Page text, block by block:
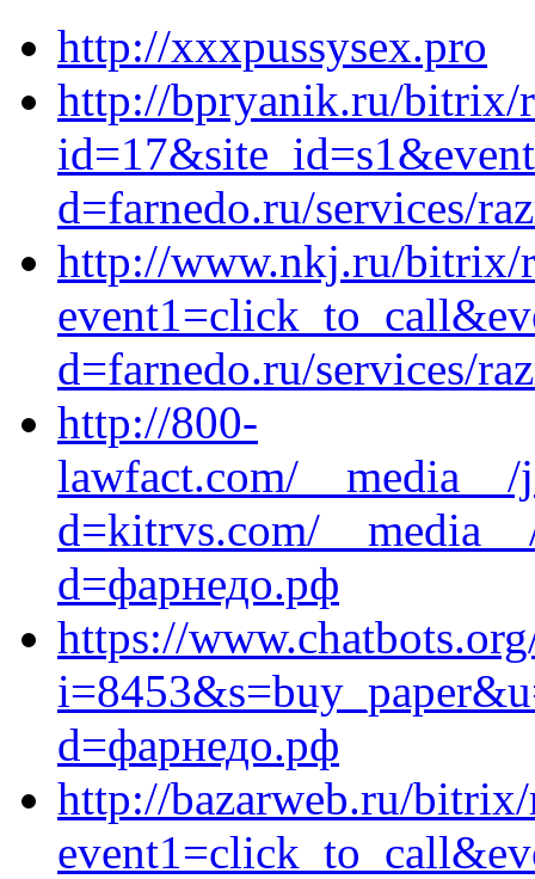
http://xxxpussysex.pro
http://bpryanik.ru/bitrix/
d=farnedo.ru/services/
http://www.nkj.ru/bitrix/
d=farnedo.ru/services/
http://800-
lawfact.com/
d=kitrvs.com/
d=фарнедо.рф
https://
d=фарнедо.рф
http://bazarweb.ru/